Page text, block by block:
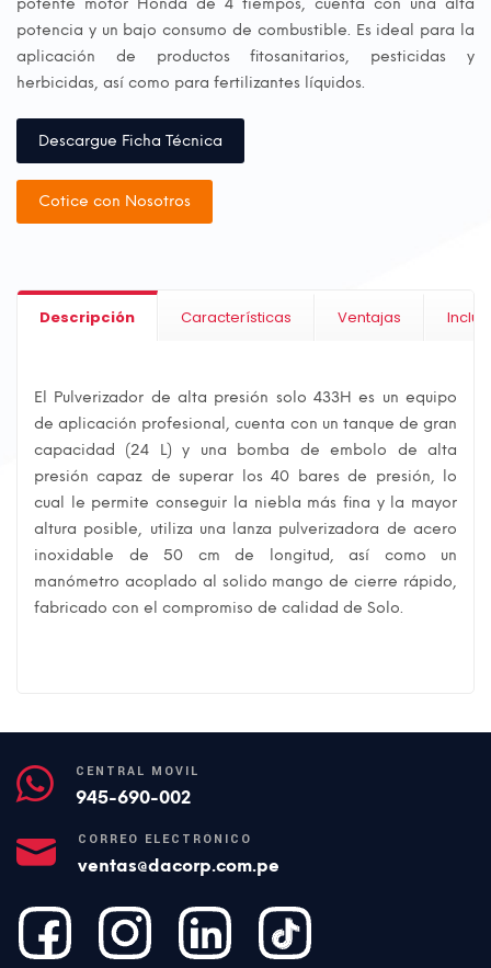
potente motor Honda de 4 tiempos, cuenta con una alta
potencia y un bajo consumo de combustible. Es ideal para la
aplicación de productos fitosanitarios, pesticidas y
herbicidas, así como para fertilizantes líquidos.
Descargue Ficha Técnica
Cotice con Nosotros
Descripción Características Ventajas
El Pulverizador de alta presión solo 433H es un equipo
de aplicación profesional, cuenta con un tanque de gran
capacidad (24 L) y una bomba de embolo de alta
presión capaz de superar los 40 bares de presión, lo
cual le permite conseguir la niebla más fina y la mayor
altura posible, utiliza una lanza pulverizadora de acero
inoxidable de 50 cm de longitud, así como un
manómetro acoplado al solido mango de cierre rápido,
fabricado con el compromiso de calidad de Solo.
CENTRAL MÓVIL
945-690-002
CORREO ELECTRÓNICO
ventas@dacorp.com.pe